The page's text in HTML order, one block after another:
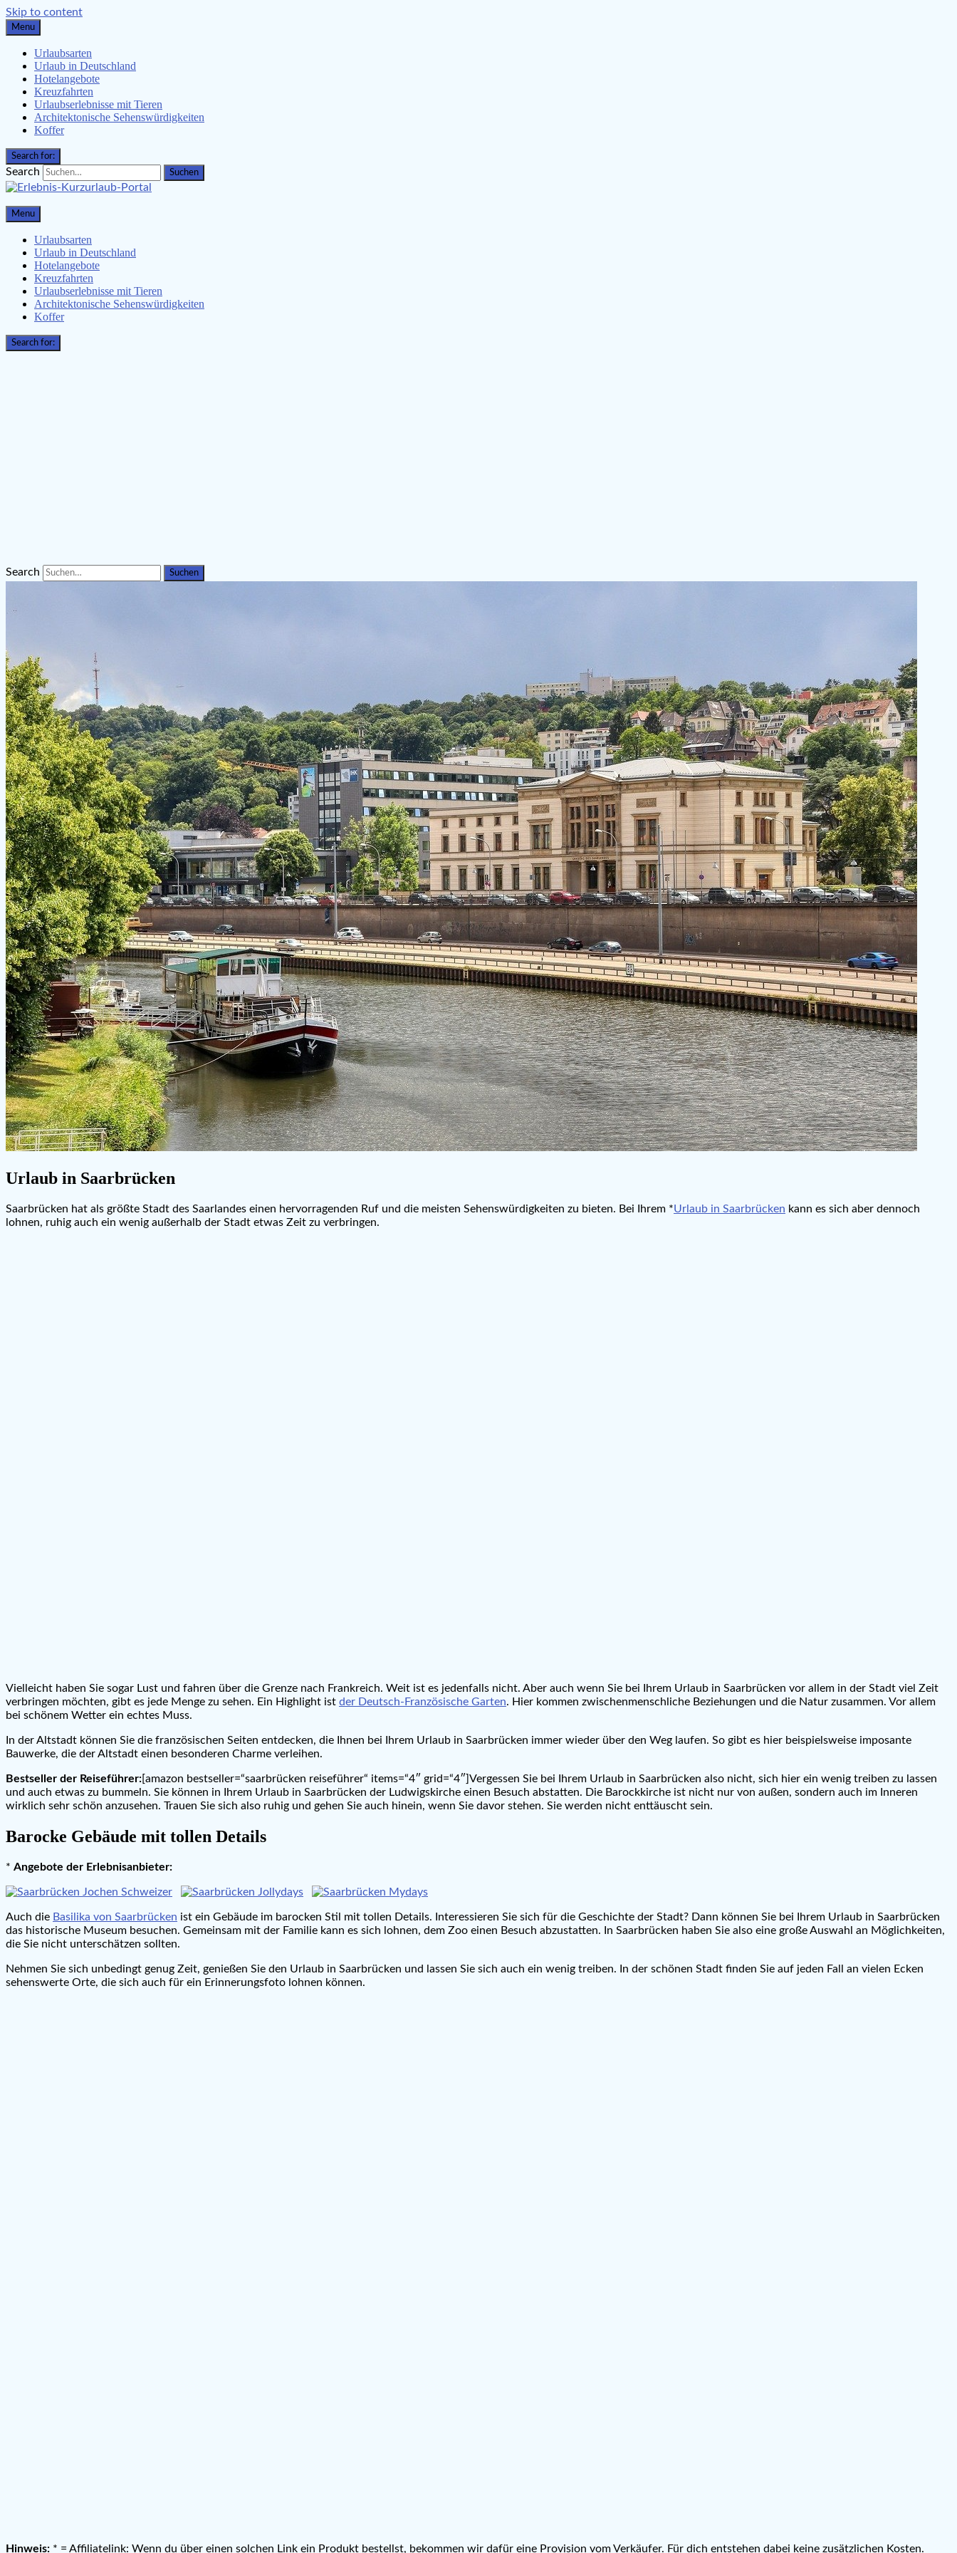
Skip to content
Menu
Urlaubsarten
Urlaub in Deutschland
Hotelangebote
Kreuzfahrten
Urlaubserlebnisse mit Tieren
Architektonische Sehenswürdigkeiten
Koffer
Search for:
Search
Erlebnis-Kurzurlaub-Portal
Urlaubsangebote, Erlebnisse & mehr
Menu
Urlaubsarten
Urlaub in Deutschland
Hotelangebote
Kreuzfahrten
Urlaubserlebnisse mit Tieren
Architektonische Sehenswürdigkeiten
Koffer
Search for:
Search
Urlaub in Saarbrücken
Saarbrücken hat als größte Stadt des Saarlandes einen hervorragenden Ruf und die meisten Sehenswürdigkeiten zu bieten. Bei Ihrem *Urlaub in Saarbrücken kann es sich aber dennoch
lohnen, ruhig auch ein wenig außerhalb der Stadt etwas Zeit zu verbringen.
Vielleicht haben Sie sogar Lust und fahren über die Grenze nach Frankreich. Weit ist es jedenfalls nicht. Aber auch wenn Sie bei Ihrem Urlaub in Saarbrücken vor allem in der Stadt viel Zeit
verbringen möchten, gibt es jede Menge zu sehen. Ein Highlight ist der Deutsch-Französische Garten. Hier kommen zwischenmenschliche Beziehungen und die Natur zusammen. Vor allem
bei schönem Wetter ein echtes Muss.
In der Altstadt können Sie die französischen Seiten entdecken, die Ihnen bei Ihrem Urlaub in Saarbrücken immer wieder über den Weg laufen. So gibt es hier beispielsweise imposante
Bauwerke, die der Altstadt einen besonderen Charme verleihen.
Bestseller der Reiseführer:[amazon bestseller=“saarbrücken reiseführer“ items=“4″ grid=“4″]Vergessen Sie bei Ihrem Urlaub in Saarbrücken also nicht, sich hier ein wenig treiben zu lassen
und auch etwas zu bummeln. Sie können in Ihrem Urlaub in Saarbrücken der Ludwigskirche einen Besuch abstatten. Die Barockkirche ist nicht nur von außen, sondern auch im Inneren
wirklich sehr schön anzusehen. Trauen Sie sich also ruhig und gehen Sie auch hinein, wenn Sie davor stehen. Sie werden nicht enttäuscht sein.
Barocke Gebäude mit tollen Details
* Angebote der Erlebnisanbieter:
Auch die Basilika von Saarbrücken ist ein Gebäude im barocken Stil mit tollen Details. Interessieren Sie sich für die Geschichte der Stadt? Dann können Sie bei Ihrem Urlaub in Saarbrücken
das historische Museum besuchen. Gemeinsam mit der Familie kann es sich lohnen, dem Zoo einen Besuch abzustatten. In Saarbrücken haben Sie also eine große Auswahl an Möglichkeiten,
die Sie nicht unterschätzen sollten.
Nehmen Sie sich unbedingt genug Zeit, genießen Sie den Urlaub in Saarbrücken und lassen Sie sich auch ein wenig treiben. In der schönen Stadt finden Sie auf jeden Fall an vielen Ecken
sehenswerte Orte, die sich auch für ein Erinnerungsfoto lohnen können.
Hinweis: * = Affiliatelink: Wenn du über einen solchen Link ein Produkt bestellst, bekommen wir dafür eine Provision vom Verkäufer. Für dich entstehen dabei keine zusätzlichen Kosten.